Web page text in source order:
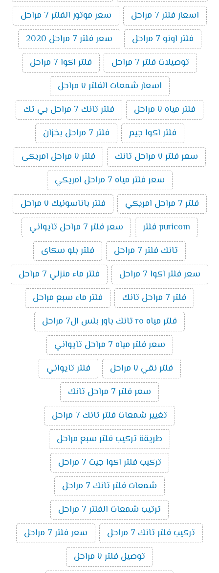
اسعار فلتر 7 مراحل
سعر موتور الفلتر 7 مراحل
فلتر اونو 7 مراحل
سعر فلتر 7 مراحل 2020
توصيلات فلتر 7 مراحل
فلتر اكوا 7 مراحل
اسعار شمعات الفلتر ٧ مراحل
فلتر مياه ٧ مراحل
فلتر تانك 7 مراحل بي تك
فلتر اكوا جيم
فلتر 7 مراحل بخزان
سعر فلتر ٧ مراحل تانك
فلتر ٧ مراحل امريكى
سعر فلتر مياه 7 مراحل امريكي
فلتر 7 مراحل امريكي
فلتر باناسونيك ٧ مراحل
puricom فلتر
سعر فلتر 7 مراحل تايواني
تانك فلتر 7 مراحل
فلتر بلو سكاى
سعر فلتر اكوا 7 مراحل
فلتر ماء منزلي 7 مراحل
فلتر 7 مراحل تانك
فلتر ماء سبع مراحل
فلتر مياه ro تانك باور بلس ال7 مراحل
سعر فلتر مياه 7 مراحل تايواني
فلتر نقي ٧ مراحل
فلتر تايواني
سعر فلتر 7 مراحل تانك
تغيير شمعات فلتر تانك 7 مراحل
طريقة تركيب فلتر سبع مراحل
تركيب فلتر اكوا جيت 7 مراحل
شمعات فلتر تانك 7 مراحل
ترتيب شمعات الفلتر 7 مراحل
تركيب فلتر تانك 7 مراحل
سعر فلتر 7 مراحل
توصيل فلتر ٧ مراحل